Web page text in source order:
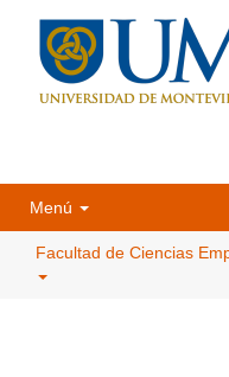
Menú
Facultad de Ciencias